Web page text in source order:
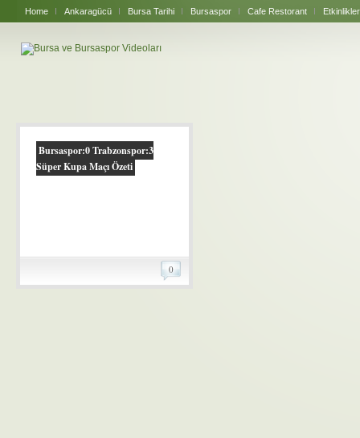
Home Ankaragücü Bursa Tarihi Bursaspor Cafe Restorant Etkinlikler
Bursaspor:0 Trabzonspor:3
Süper Kupa Maçı Özeti
0